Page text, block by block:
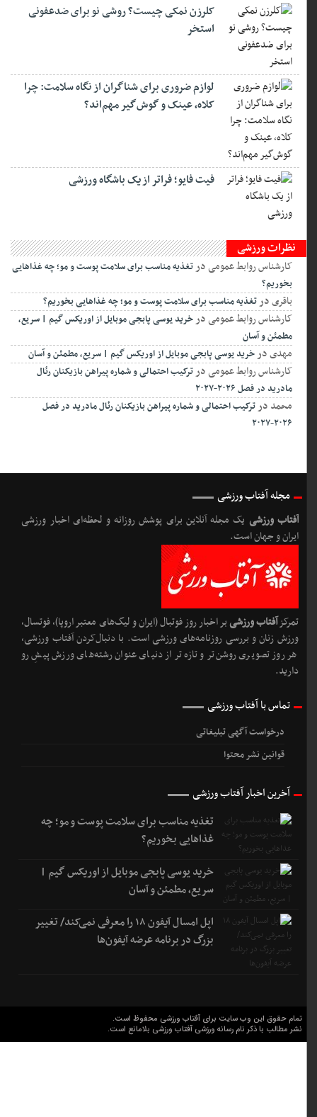
کلرزن نمکی چیست؟ روشی نو برای ضدعفونی
استخر
لوازم ضروری برای شناگران از نگاه سلامت: چرا
کلاه، عینک و گوش‌گیر مهم‌اند؟
فیت ‌فایو؛ فراتر از یک باشگاه ورزشی
نظرات ورزشی
کارشناس روابط عمومیدرتغذیه مناسب برای سلامت پوست و مو؛ چه غذاهایی
بخوریم؟
باقریدرتغذیه مناسب برای سلامت پوست و مو؛ چه غذاهایی بخوریم؟
کارشناس روابط عمومیدرخرید یوسی پابجی موبایل از اوریکس گیم | سریع،
مطمئن و آسان
مهدیدرخرید یوسی پابجی موبایل از اوریکس گیم | سریع، مطمئن و آسان
کارشناس روابط عمومیدرترکیب احتمالی و شماره پیراهن بازیکنان رئال
مادرید در فصل ۲۰۲۶-۲۰۲۷
محمددرترکیب احتمالی و شماره پیراهن بازیکنان رئال مادرید در فصل
۲۰۲۶-۲۰۲۷
مجله آفتاب ورزشی
آفتاب ورزشییک مجله آنلاین برای پوشش روزانه و لحظه‌ای اخبار ورزشی
ایران و جهان است.
تمرکزآفتاب ورزشیبر اخبار روز فوتبال (ایران و لیگ‌های معتبر اروپا)، فوتسال،
ورزش زنان و بررسی روزنامه‌های ورزشی است. با دنبال‌کردن آفتاب ورزشی،
هر روز تصویری روشن‌تر و تازه‌تر از دنیای عنوان رشته‌های ورزش پیشِ رو
دارید.
تماس با آفتاب ورزشی
درخواست آگهی تبلیغاتی
قوانین نشر محتوا
آخرین اخبار آفتاب ورزشی
تغذیه مناسب برای سلامت پوست و مو؛ چه
غذاهایی بخوریم؟
خرید یوسی پابجی موبایل از اوریکس گیم |
سریع، مطمئن و آسان
اپل امسال آیفون ۱۸ را معرفی نمی‌کند/ تغییر
بزرگ در برنامه عرضه آیفون‌ها
تمام حقوق این وب سایت برای آفتاب ورزشی محفوظ است.
نشر مطالب با ذکر نام رسانه ورزشی آفتاب ورزشی بلامانع است.